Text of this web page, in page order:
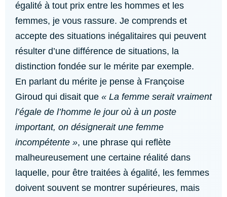
égalité à tout prix entre les hommes et les
femmes, je vous rassure. Je comprends et
accepte des situations inégalitaires qui peuvent
résulter d’une différence de situations, la
distinction fondée sur le mérite par exemple.
En parlant du mérite je pense à Françoise
Giroud qui disait que « La femme serait vraiment
l’égale de l’homme le jour où à un poste
important, on désignerait une femme
incompétente », une phrase qui reflète
malheureusement une certaine réalité dans
laquelle, pour être traitées à égalité, les femmes
doivent souvent se montrer supérieures, mais